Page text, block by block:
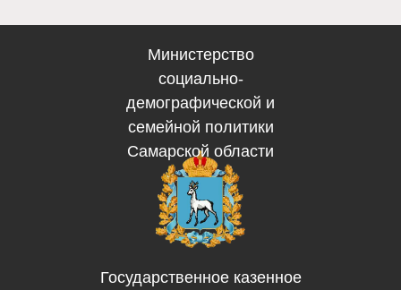
Министерство
социально-
демографической и
семейной политики
Самарской области
Государственное казенное